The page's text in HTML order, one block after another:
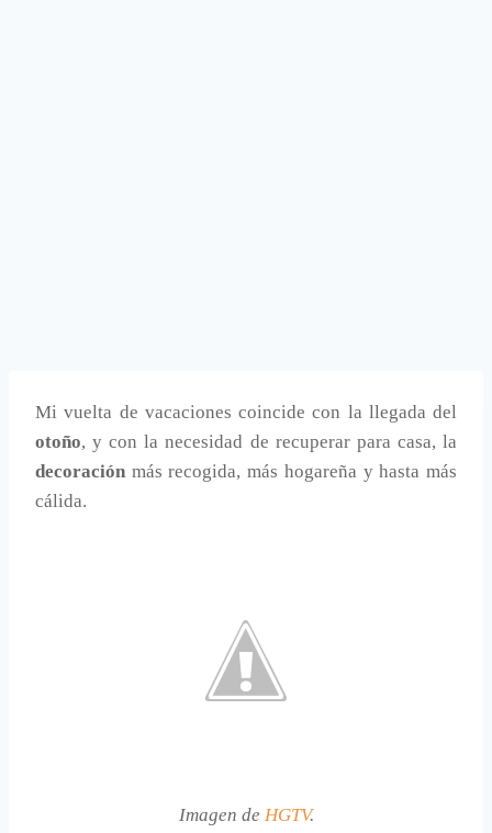
Mi vuelta de vacaciones coincide con la llegada del
otoño, y con la necesidad de recuperar para casa, la
decoración más recogida, más hogareña y hasta más
cálida.
Imagen de HGTV.